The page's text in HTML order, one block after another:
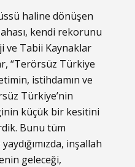
haline dönüşen
kendi rekorunu
ve Tabii Kaynaklar
“Terörsüz Türkiye
istihdamın ve
Türkiye’nin
küçük bir kesitini
Bunu tüm
inşallah
geleceği,